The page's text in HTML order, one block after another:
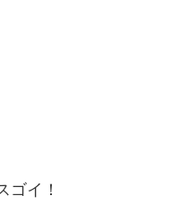
ゴイ！